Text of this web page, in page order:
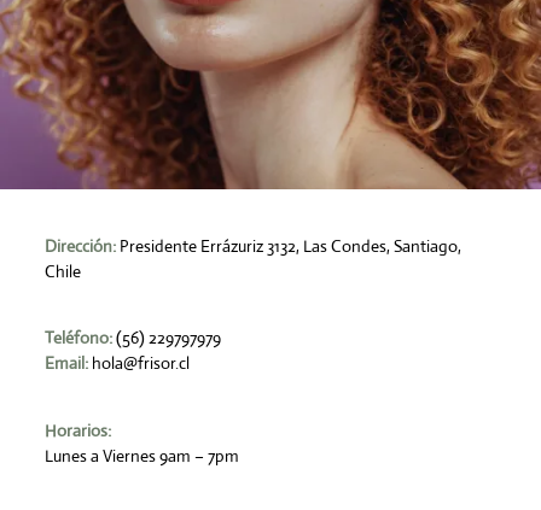
Horarios:
Lunes a Viernes 9am – 7pm
Teléfono:(56) 229797979
Email: hola@frisor.cl
Dirección:Presidente Errázuriz 3132, Las Condes, Santiago,
Chile